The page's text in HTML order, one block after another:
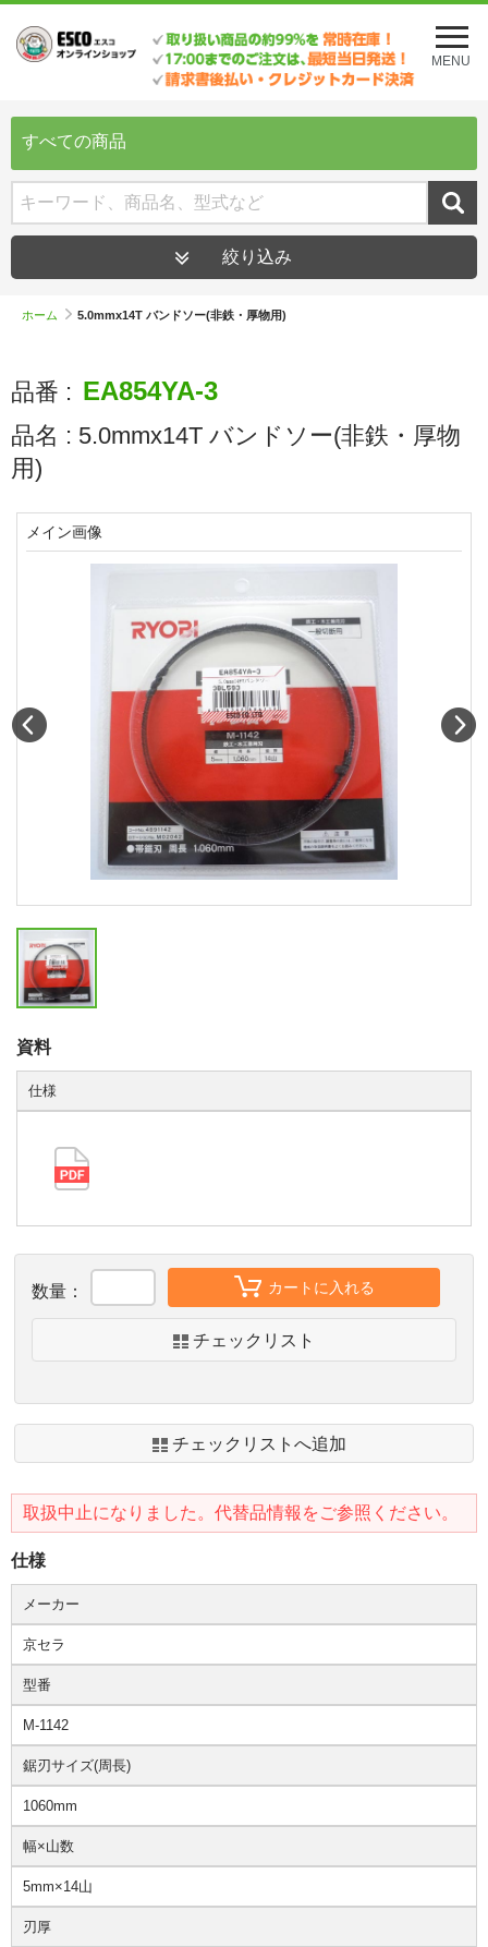
メ
ニ
ュ
を
MENU
すべての商品
絞り込み
ホーム 5.0mmx14T バンドソー(非鉄・厚物用)
品番 : EA854YA-3
品名 : 5.0mmx14T バンドソー(非鉄・厚物
用)
数量： カートに入れる
チェックリスト
チェックリストへ追加
取扱中止になりました。代替品情報をご参照ください。
仕様
メーカー
京セラ
型番
M-1142
鋸刃サイズ(周長)
1060mm
幅×山数
5mm×14山
刃厚
メイン画像
資料
仕様